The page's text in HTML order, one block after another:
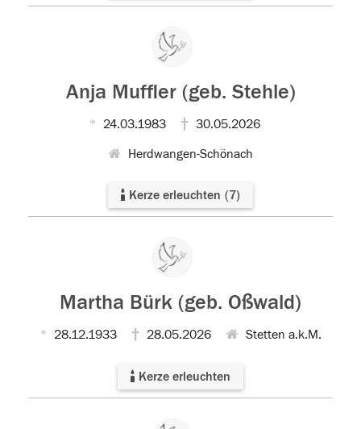
Anja Muffler (geb. Stehle)
24.03.1983 30.05.2026
Herdwangen-Schönach
Kerze erleuchten (7)
Martha Bürk (geb. Oßwald)
28.12.1933 28.05.2026 Stetten a.k.M.
Kerze erleuchten